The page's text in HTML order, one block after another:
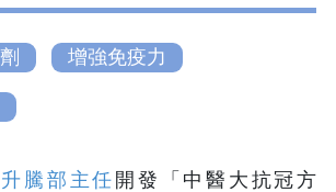
增強免疫⼒
騰部主任 開發「中醫⼤抗冠⽅